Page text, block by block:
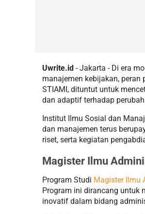
Uwrite.id - Jakarta - Di era
manajemen kebijakan,
STIAMI, dituntut untuk
dan adaptif terhadap
Institut Ilmu Sosial dan
dan manajemen terus
riset, serta kegiatan
Magister Ilmu
Program Studi Magister Ilmu
Program ini dirancang untuk
inovatif dalam bidang